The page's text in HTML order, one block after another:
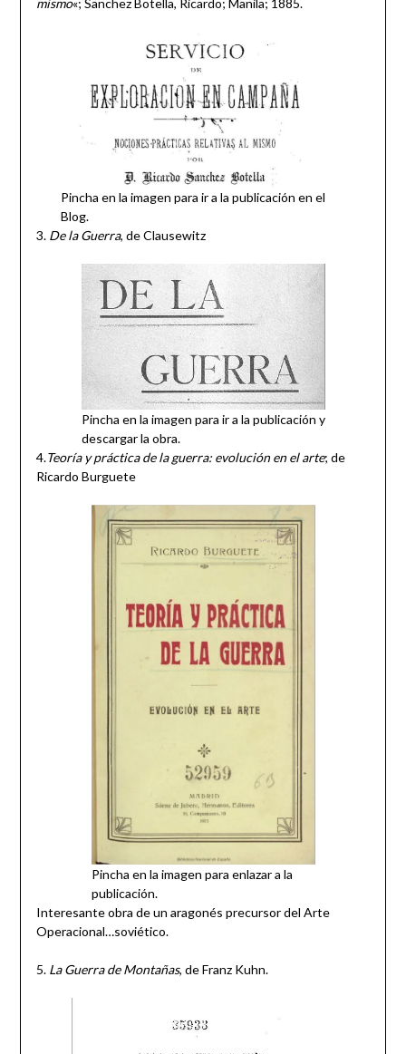
mismo«; Sanchez Botella, Ricardo; Manila; 1885.
Pincha en la imagen para ir a la publicación en el
Blog.
3. De la Guerra, de Clausewitz
Pincha en la imagen para ir a la publicación y
descargar la obra.
4.Teoría y práctica de la guerra: evolución en el arte; de
Ricardo Burguete
Pincha en la imagen para enlazar a la
publicación.
Interesante obra de un aragonés precursor del Arte
Operacional…soviético.
5.La Guerra de Montañas, de Franz Kuhn.